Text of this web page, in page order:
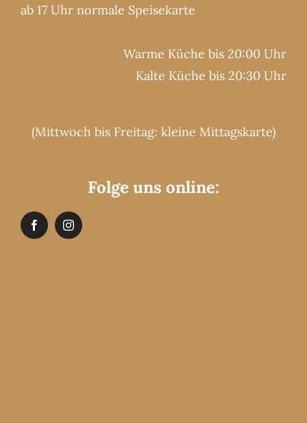
ab 17 Uhr normale Speisekarte
Warme Küche bis 20:00 Uhr
Kalte Küche bis 20:30 Uhr
(Mittwoch bis Freitag: kleine Mittagskarte)
Folge uns online: